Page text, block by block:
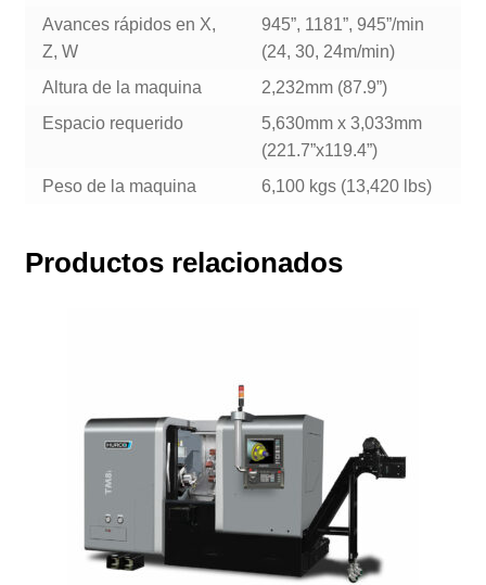
Avances rápidos en X,
Z, W
945”, 1181”, 945”/min
(24, 30, 24m/min)
Altura de la maquina
2,232mm (87.9”)
Espacio requerido
5,630mm x 3,033mm
(221.7”x119.4”)
Peso de la maquina
6,100 kgs (13,420 lbs)
Productos relacionados